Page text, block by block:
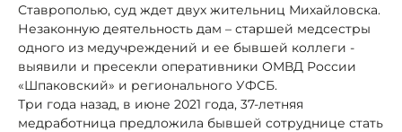
Ставрополью, суд ждет двух жительниц Михайловска.
Незаконную деятельность дам – старшей медсестры
одного из медучреждений и ее бывшей коллеги -
выявили и пресекли оперативники ОМВД России
«Шпаковский» и регионального УФСБ.
Три года назад, в июне 2021 года, 37-летняя
медработница предложила бывшей сотруднице стать